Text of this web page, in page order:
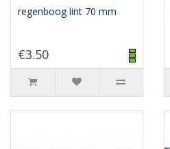
regenboog lint 70 mm
€3.50